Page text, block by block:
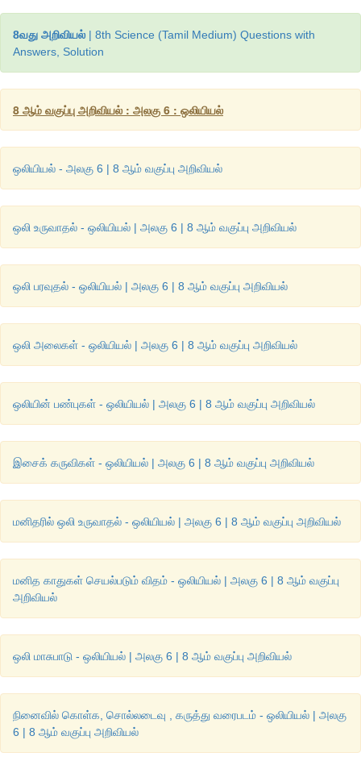
படி 2 Toys from Trash என்னும் முகப்புப் பக்கம் தோன்றும்.
ஒலி எழுப்பும் கருவிகள் செய்தலின் தலைப்புகள்
செய்து பல்வேறு ஒலிகளை எழுப்பி மகிழ்ந்திடுக.
8வது அறிவியல் | 8th Science (Tamil Medium) Questions with
Answers, Solution
8 ஆம் வகுப்பு அறிவியல் : அலகு 6 : ஒலியியல்
ஒலியியல் - அலகு 6 | 8 ஆம் வகுப்பு அறிவியல்
ஒலி உருவாதல் - ஒலியியல் | அலகு 6 | 8 ஆம் வகுப்பு அறிவியல்
ஒலி பரவுதல் - ஒலியியல் | அலகு 6 | 8 ஆம் வகுப்பு அறிவியல்
ஒலி அலைகள் - ஒலியியல் | அலகு 6 | 8 ஆம் வகுப்பு அறிவியல்
ஒலியின் பண்புகள் - ஒலியியல் | அலகு 6 | 8 ஆம் வகுப்பு அறிவியல்
இசைக் கருவிகள் - ஒலியியல் | அலகு 6 | 8 ஆம் வகுப்பு அறிவியல்
மனிதரில் ஒலி உருவாதல் - ஒலியியல் | அலகு 6 | 8 ஆம் வகுப்பு அறிவியல்
மனித காதுகள் செயல்படும் விதம் - ஒலியியல் | அலகு 6 | 8 ஆம் வகுப்பு
அறிவியல்
ஒலி மாசுபாடு - ஒலியியல் | அலகு 6 | 8 ஆம் வகுப்பு அறிவியல்
நினைவில் கொள்க, சொல்லடைவு , கருத்து வரைபடம் - ஒலியியல் | அலகு
6 | 8 ஆம் வகுப்பு அறிவியல்